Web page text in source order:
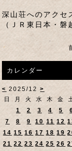
深山荘へのアクセ
（ＪＲ東日本・
カレンダー
< 2025/12>
日
月 火 水 木 金
1
2 3 4 5
7
8 9 10 11 12
14 15 16 17 18 19
21 22 23 24 25 26